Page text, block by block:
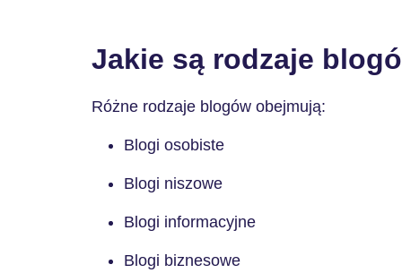
Jakie są rodzaje
Różne rodzaje blogów obejmują:
Blogi osobiste
Blogi niszowe
Blogi informacyjne
Blogi biznesowe